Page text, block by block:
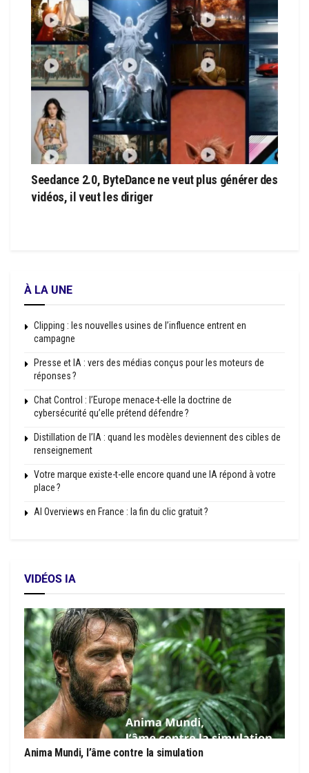
Seedance 2.0, ByteDance ne veut plus générer des
vidéos, il veut les diriger
À LA UNE
Clipping : les nouvelles usines de l’influence entrent en
campagne
Presse et IA : vers des médias conçus pour les moteurs de
réponses ?
Chat Control : l’Europe menace-t-elle la doctrine de
cybersécurité qu’elle prétend défendre ?
Distillation de l’IA : quand les modèles deviennent des cibles de
renseignement
Votre marque existe-t-elle encore quand une IA répond à votre
place ?
AI Overviews en France : la fin du clic gratuit ?
VIDÉOS IA
Anima Mundi, l’âme contre la simulation